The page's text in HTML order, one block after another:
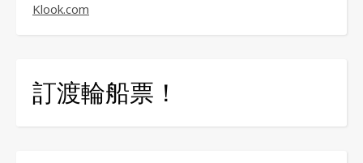
Klook.com
訂渡輪船票！